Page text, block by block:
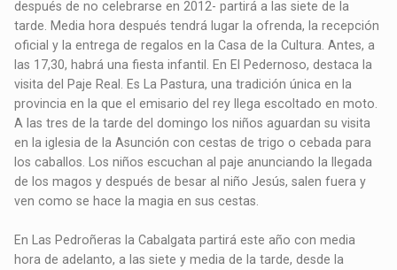
después de no celebrarse en 2012- partirá a las siete de la
tarde. Media hora después tendrá lugar la ofrenda, la recepción
oficial y la entrega de regalos en la Casa de la Cultura. Antes, a
las 17,30, habrá una fiesta infantil. En El Pedernoso, destaca la
visita del Paje Real. Es La Pastura, una tradición única en la
provincia en la que el emisario del rey llega escoltado en moto.
A las tres de la tarde del domingo los niños aguardan su visita
en la iglesia de la Asunción con cestas de trigo o cebada para
los caballos. Los niños escuchan al paje anunciando la llegada
de los magos y después de besar al niño Jesús, salen fuera y
ven como se hace la magia en sus cestas.
En Las Pedroñeras la Cabalgata partirá este año con media
hora de adelanto, a las siete y media de la tarde, desde la